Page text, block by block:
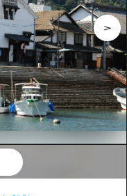
공식 가이드
Travel